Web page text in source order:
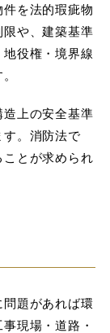
を法的瑕疵物
や、建築基準
役権・境界線
上の安全基準
す。消防法で
ことが求められ
問題があれば環
現場・道路・